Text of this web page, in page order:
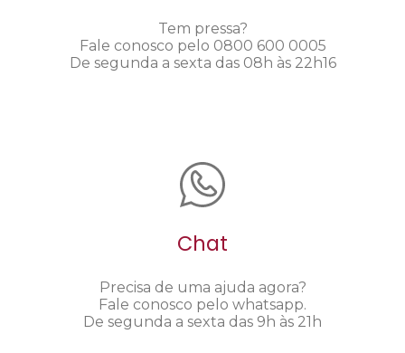
Tem pressa?
Fale conosco pelo 0800 600 0005
De segunda a sexta das 08h às 22h16
Chat
Precisa de uma ajuda agora?
Fale conosco pelo whatsapp.
De segunda a sexta das 9h às 21h